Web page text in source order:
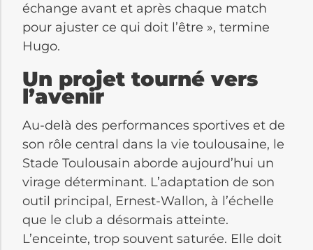
échange avant et après chaque match
pour ajuster ce qui doit l’être », termine
Hugo.
Un projet tourné vers
l’avenir
Au-delà des performances sportives et de
son rôle central dans la vie toulousaine, le
Stade Toulousain aborde aujourd’hui un
virage déterminant. L’adaptation de son
outil principal, Ernest-Wallon, à l’échelle
que le club a désormais atteinte.
L’enceinte, trop souvent saturée. Elle doit